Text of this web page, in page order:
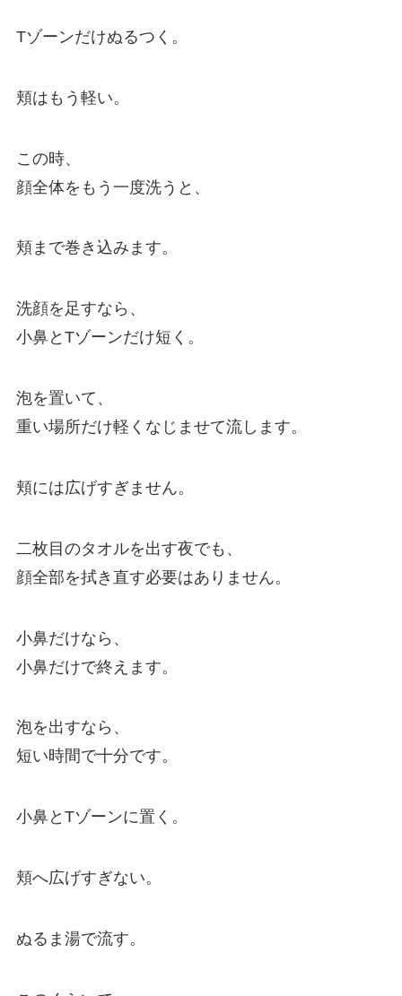
Tゾーンだけぬるつく。
頬はもう軽い。
この時、
顔全体をもう一度洗うと、
頬まで巻き込みます。
洗顔を足すなら、
小鼻とTゾーンだけ短く。
泡を置いて、
重い場所だけ軽くなじませて流します。
頬には広げすぎません。
二枚目のタオルを出す夜でも、
顔全部を拭き直す必要はありません。
小鼻だけなら、
小鼻だけで終えます。
泡を出すなら、
短い時間で十分です。
小鼻とTゾーンに置く。
頬へ広げすぎない。
ぬるま湯で流す。